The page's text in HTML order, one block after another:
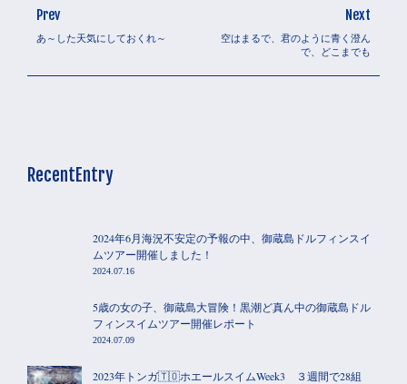
Prev
あ～した天気にしておくれ～
Next
空はまるで、君のように青く澄ん
で、どこまでも
RecentEntry
2024年6月海況不安定の予報の中、御蔵島ドルフィンスイ
ムツアー開催しました！
2024.07.16
5歳の女の子、御蔵島大冒険！黒潮ど真ん中の御蔵島ドル
フィンスイムツアー開催レポート
2024.07.09
2023年トンガ🇹🇴ホエールスイムWeek3 ３週間で28組